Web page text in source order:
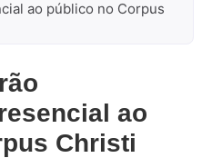
ao público no Corpus
ao
Christi